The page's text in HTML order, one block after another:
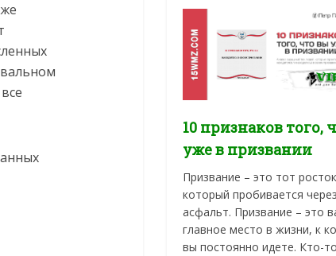
10 признаков того,
уже в призвании
Призвание – это тот
который пробивается
асфальт. Призвание – это
главное место в жизни, к
вы постоянно идете. Кто-